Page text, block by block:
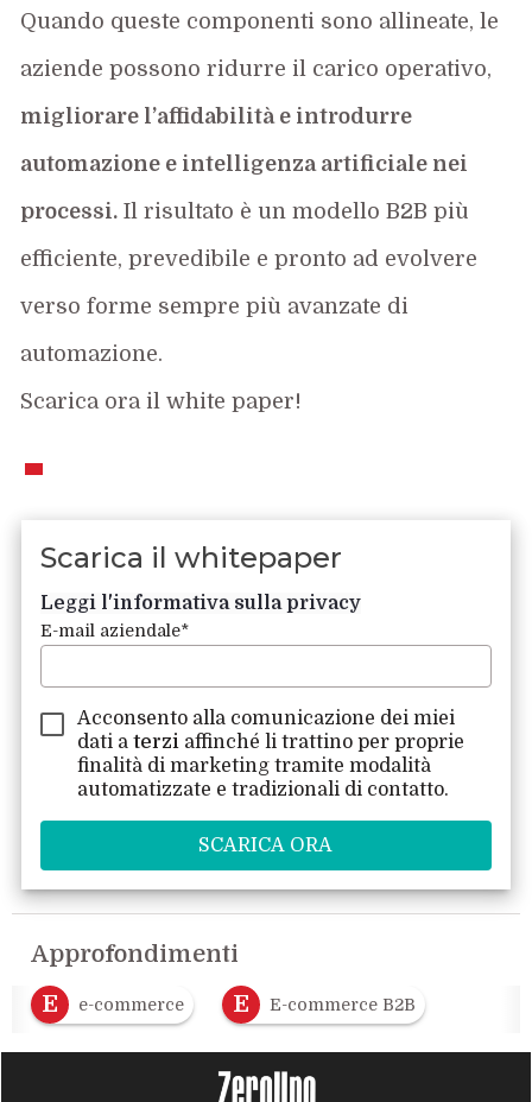
Quando queste componenti sono allineate, le
aziende possono ridurre il carico operativo,
migliorare l’affidabilità e introdurre
automazione e intelligenza artificiale nei
processi. Il risultato è un modello B2B più
efficiente, prevedibile e pronto ad evolvere
verso forme sempre più avanzate di
automazione.
Scarica ora il white paper!
Scarica il whitepaper
Leggi l'informativa sulla privacy
E-mail aziendale*
Acconsento alla comunicazione dei miei
dati aterzi affinché li trattino per proprie
finalità di marketing tramite modalità
automatizzate e tradizionali di contatto.
Approfondimenti
E
e-commerce E E-commerce B2B